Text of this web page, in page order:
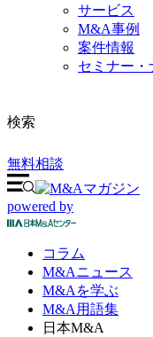
サービス
M&A事例
案件情報
セミナー・
検索
無料相談
powered by
コラム
M&Aニュース
M&Aを学ぶ
M&A 用語集
日本M&A